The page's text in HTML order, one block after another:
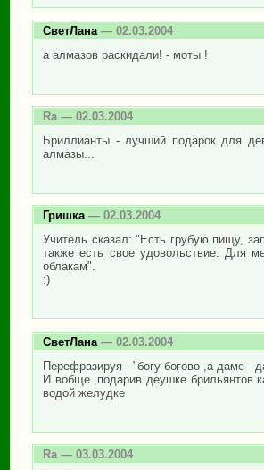
СветЛана — 02.03.2004
а алмазов раскидали! - моты !
Ra — 02.03.2004
Бриллианты - лучший подарок для
алмазы...
Гришка— 02.03.2004
Учитель сказал: "Есть грубую пищу,
также есть свое удовольствие. Для
облакам".
:)
СветЛана — 02.03.2004
Перефразируя - "богу-богово ,а даме -
И вобще ,подарив деушке брильянтов
водой желудке
Ra — 03.03.2004